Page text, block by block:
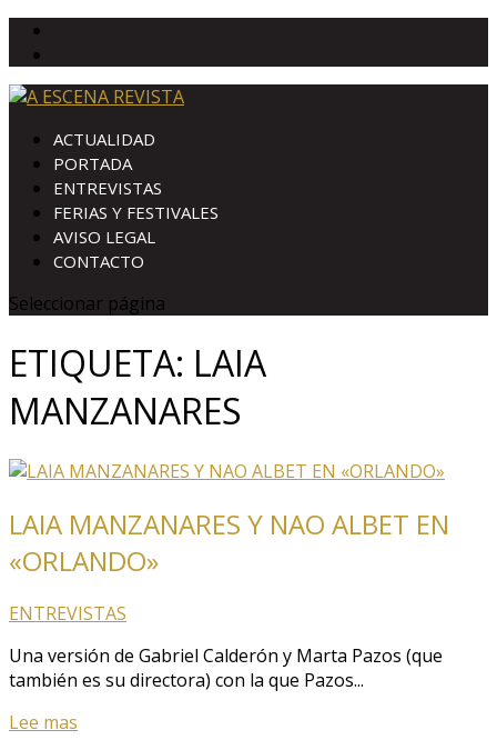
ACTUALIDAD
PORTADA
ENTREVISTAS
FERIAS Y FESTIVALES
AVISO LEGAL
CONTACTO
Seleccionar página
ETIQUETA: LAIA
MANZANARES
LAIA MANZANARES Y NAO ALBET EN
«ORLANDO»
ENTREVISTAS
Una versión de Gabriel Calderón y Marta Pazos (que
también es su directora) con la que Pazos...
Lee mas